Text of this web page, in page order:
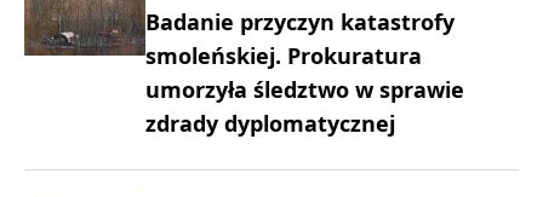
Badanie przyczyn katastrofy
smoleńskiej. Prokuratura
umorzyła śledztwo w sprawie
zdrady dyplomatycznej